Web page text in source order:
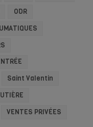
ODR
Saint Valentin
VENTES PRIVÉES